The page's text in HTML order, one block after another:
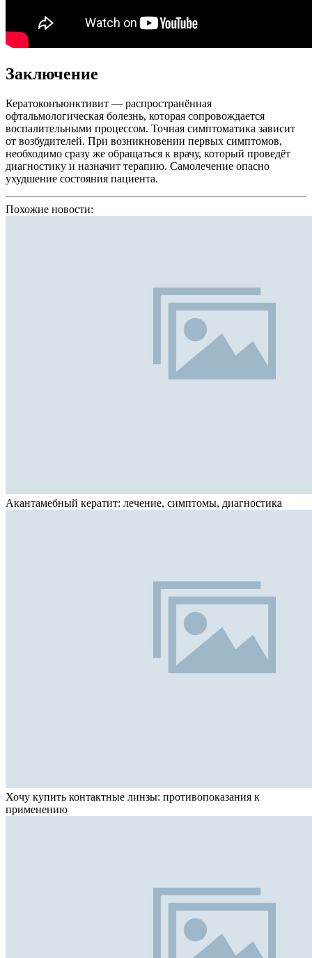
Заключение
Кератоконъюнктивит — распространённая
офтальмологическая болезнь, которая сопровождается
воспалительными процессом. Точная симптоматика зависит
от возбудителей. При возникновении первых симптомов,
необходимо сразу же обращаться к врачу, который проведёт
диагностику и назначит терапию. Самолечение опасно
ухудшение состояния пациента.
Похожие новости:
Акантамебный кератит: лечение, симптомы, диагностика
Хочу купить контактные линзы: противопоказания к
применению